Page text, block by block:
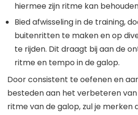
hiermee zijn ritme kan
Bied afwisseling in de training,
buitenritten te maken en op
te rijden. Dit draagt bij aan de
ritme en tempo in de galop.
Door consistent te oefenen en
besteden aan het verbeteren
ritme van de galop, zul je merken